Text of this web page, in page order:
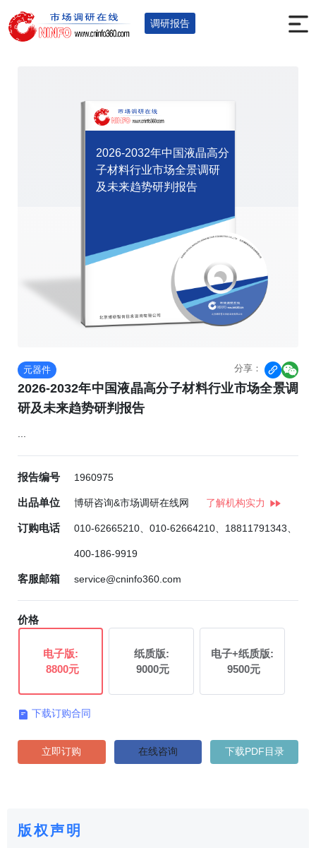
调研报告
您的位置：首页>调研报告 >电子仪表
2026-2032年中国液晶高分
子材料行业市场全景调研
及未来趋势研判报告
元器件 分享：  
2026-2032年中国液晶高分子材料行业市场全景调
研及未来趋势研判报告
报告编号 1960975
出品单位 博研咨询&市场调研在线网 了解机构实力
订购电话 010-62665210、010-62664210、18811791343、
400-186-9919
客服邮箱 service@cninfo360.com
价格
电子版:
8800元
纸质版:
9000元
电子+纸质版:
9500元
 下载订购合同
立即订购 在线咨询 下载PDF目录
版权声明